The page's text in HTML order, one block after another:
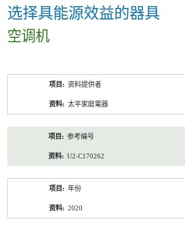
选择具能源效益的器具
空调机
资料提供者
太平家庭電器
参考编号
U2-C170262
年份
2020